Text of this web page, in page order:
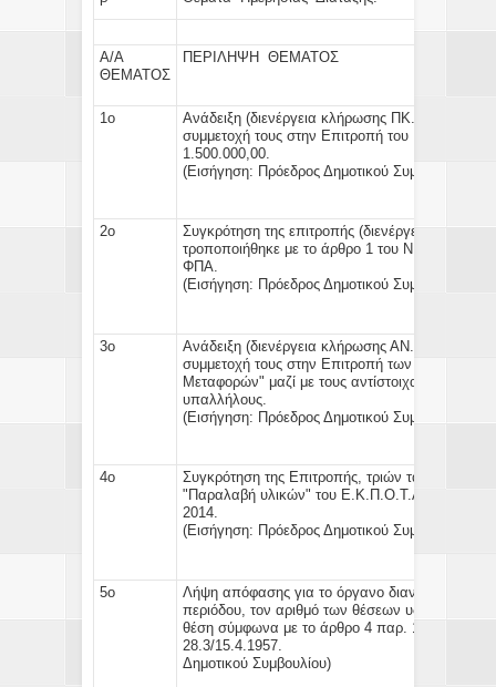
Α/Α
ΘΕΜΑΤΟΣ
ΠΕΡΙΛΗΨΗ ΘΕΜΑΤΟΣ
1ο
Ανάδειξη (διενέργεια κλήρωσης ΠΚ. 805/14)
συμμετοχή τους στην Επιτροπή του Ν.3669/
(Εισήγηση: Πρόεδρος Δημοτικού Συμβουλίου)
2ο
Συγκρότηση της επιτροπής (διενέργεια
τροποποιήθηκε με το άρθρο 1 του Ν.1188/1981
(Εισήγηση: Πρόεδρος Δημοτικού Συμβουλίου)
3ο
Ανάδειξη (διενέργεια κλήρωσης ΑΝ.1095/13 )
συμμετοχή τους στην Επιτροπή των άρθρων
Μεταφορών" μαζί με τους αντίστοιχα ήδη
(Εισήγηση: Πρόεδρος Δημοτικού Συμβουλίου)
4ο
Συγκρότηση της Επιτροπής, τριών τακτικών
"Παραλαβή υλικών" του Ε.Κ.Π.Ο.Τ.Α
(Εισήγηση: Πρόεδρος Δημοτικού Συμβουλίου)
5ο
Λήψη απόφασης για το όργανο διανομής και
περιόδου, τον αριθμό των θέσεων υδρονομέων
θέση σύμφωνα με το άρθρο 4 παρ. 1 & 2 του
28.3/
Δημοτικού Συμβουλίου)